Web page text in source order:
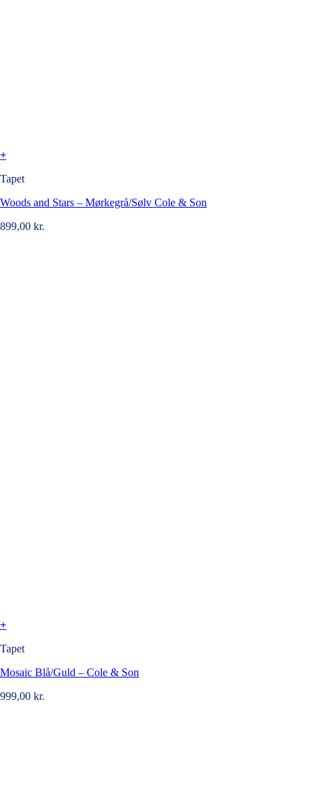
+
Tapet
Woods and Stars – Mørkegrå/Sølv Cole & Son
899,00 kr.
+
Tapet
Mosaic Blå/Guld – Cole & Son
999,00 kr.